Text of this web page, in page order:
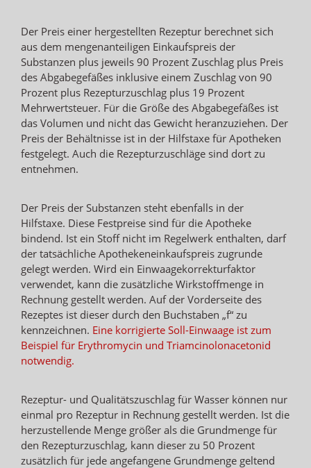
Der Preis einer hergestellten Rezeptur berechnet sich
aus dem mengenanteiligen Einkaufspreis der
Substanzen plus jeweils 90 Prozent Zuschlag plus Preis
des Abgabegefäßes inklusive einem Zuschlag von 90
Prozent plus Rezepturzuschlag plus 19 Prozent
Mehrwertsteuer. Für die Größe des Abgabegefäßes ist
das Volumen und nicht das Gewicht heranzuziehen. Der
Preis der Behältnisse ist in der Hilfstaxe für Apotheken
festgelegt. Auch die Rezepturzuschläge sind dort zu
entnehmen.
Der Preis der Substanzen steht ebenfalls in der
Hilfstaxe. Diese Festpreise sind für die Apotheke
bindend. Ist ein Stoff nicht im Regelwerk enthalten, darf
der tatsächliche Apothekeneinkaufspreis zugrunde
gelegt werden. Wird ein Einwaagekorrekturfaktor
verwendet, kann die zusätzliche Wirkstoffmenge in
Rechnung gestellt werden. Auf der Vorderseite des
Rezeptes ist dieser durch den Buchstaben „f“ zu
kennzeichnen. Eine korrigierte Soll-Einwaage ist zum
Beispiel für Erythromycin und Triamcinolonacetonid
notwendig.
Rezeptur- und Qualitätszuschlag für Wasser können nur
einmal pro Rezeptur in Rechnung gestellt werden. Ist die
herzustellende Menge größer als die Grundmenge für
den Rezepturzuschlag, kann dieser zu 50 Prozent
zusätzlich für jede angefangene Grundmenge geltend